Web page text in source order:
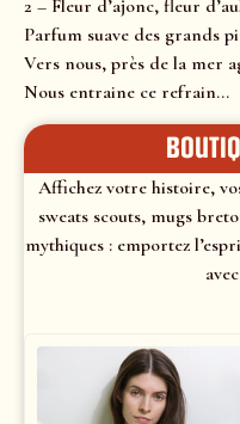
2 – Fleur d’ajonc, fleur
Parfum suave des grands
Vers nous, près de la mer
Nous entraine ce refrain…
Affichez votre histoire,
sweats scouts, mugs
mythiques : emportez